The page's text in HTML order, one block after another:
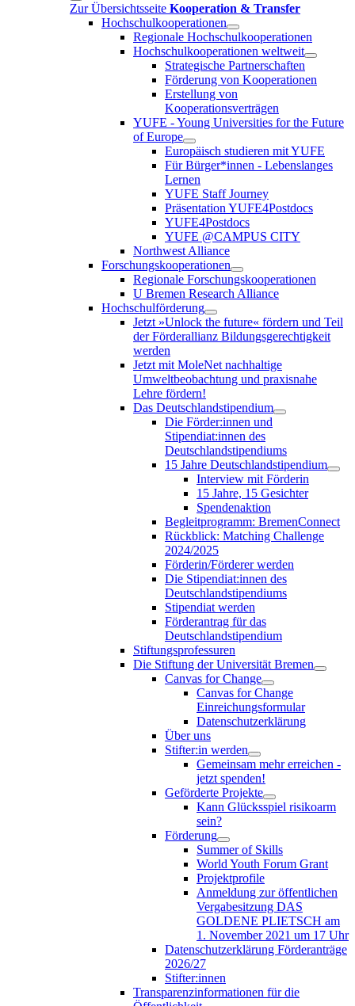
Zur Übersichtsseite Kooperation & Transfer
Hochschulkooperationen
Regionale Hochschulkooperationen
Hochschulkooperationen weltweit
Strategische Partnerschaften
Förderung von Kooperationen
Erstellung von
Kooperationsverträgen
YUFE - Young Universities for the Future
of Europe
Europäisch studieren mit YUFE
Für Bürger*innen - Lebenslanges
Lernen
YUFE Staff Journey
Präsentation YUFE4Postdocs
YUFE4Postdocs
YUFE @CAMPUS CITY
Northwest Alliance
Forschungskooperationen
Regionale Forschungskooperationen
U Bremen Research Alliance
Hochschulförderung
Jetzt »Unlock the future« fördern und Teil
der Förderallianz Bildungsgerechtigkeit
werden
Jetzt mit MoleNet nachhaltige
Umweltbeobachtung und praxisnahe
Lehre fördern!
Das Deutschlandstipendium
Die Förder:innen und
Stipendiat:innen des
Deutschlandstipendiums
15 Jahre Deutschlandstipendium
Interview mit Förderin
15 Jahre, 15 Gesichter
Spendenaktion
Begleitprogramm: BremenConnect
Rückblick: Matching Challenge
2024/2025
Förderin/Förderer werden
Die Stipendiat:innen des
Deutschlandstipendiums
Stipendiat werden
Förderantrag für das
Deutschlandstipendium
Stiftungsprofessuren
Die Stiftung der Universität Bremen
Canvas for Change
Canvas for Change
Einreichungsformular
Datenschutzerklärung
Über uns
Stifter:in werden
Gemeinsam mehr erreichen -
jetzt spenden!
Geförderte Projekte
Kann Glücksspiel risikoarm
sein?
Förderung
Summer of Skills
World Youth Forum Grant
Projektprofile
Anmeldung zur öffentlichen
Vergabesitzung DAS
GOLDENE PLIETSCH am
1. November 2021 um 17 Uhr
Datenschutzerklärung Förderanträge
2026/27
Stifter:innen
Transparenzinformationen für die